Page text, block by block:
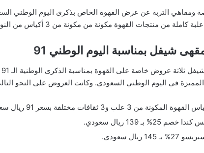
منتجات القهوة مكونة من مكونة من 3 أكياس من النوع الكلاسيكي وزن 250 جرام مع أطعمة مختلفة.
شيفل بمناسبة اليوم الوطني 91
في اليوم الوطني السعودي. وكانت العروض على النحو
المكونة من 3 علب و3 ثقافات مختلفة بسعر 91 ريال سعودي.
25% بـ 139 ريال سعودي.
145 ريال سعودي.